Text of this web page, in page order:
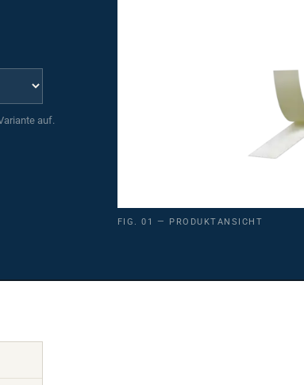
auf.